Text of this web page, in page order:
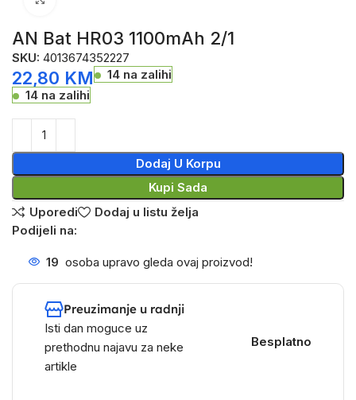
AN Bat HR03 1100mAh 2/1
SKU:4013674352227
22,80 KM
14 na zalihi
14 na zalihi
Dodaj U Korpu
Kupi Sada
Uporedi
Dodaj u listu želja
Podijeli na:
19 osoba upravo gleda ovaj proizvod!
Preuzimanje u radnji
Isti dan moguce uz
prethodnu najavu za neke
artikle
Besplatno